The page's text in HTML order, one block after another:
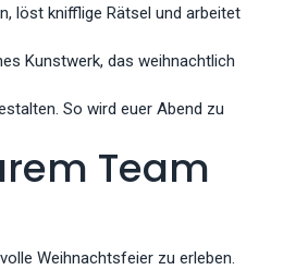
löst knifflige Rätsel und arbeitet
Kunstwerk, das weihnachtlich
So wird euer Abend zu
Team
Weihnachtsfeier zu erleben.